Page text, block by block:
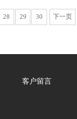
28 29 30 下一页
客户留言